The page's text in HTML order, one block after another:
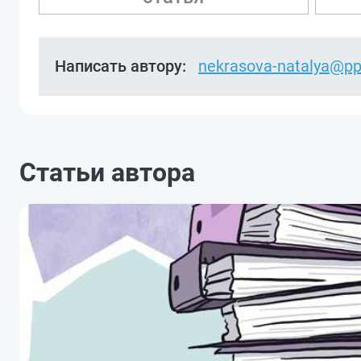
Написать автору: nekrasova-
Статьи автора